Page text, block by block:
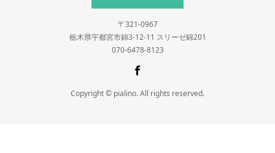
〒321-0967
栃木県宇都宮市錦3-12-11 スリーゼ錦201
070-6478-8123
Copyright © pialino. All rights reserved.